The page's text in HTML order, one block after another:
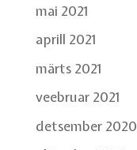
mai 2021
aprill 2021
märts 2021
veebruar 2021
detsember 2020